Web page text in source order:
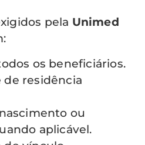
pela Unimed
os beneficiários.
residência
ou
aplicável.